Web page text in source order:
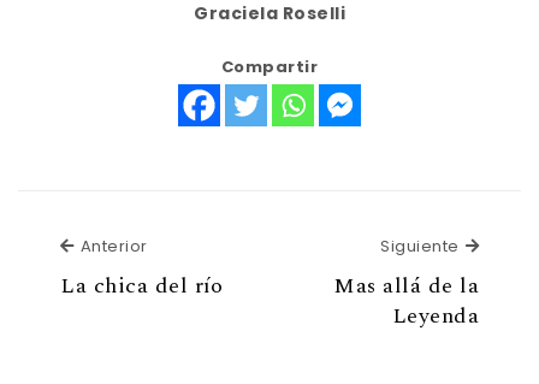
Graciela Roselli
Compartir
AnteriorAnterior
La chica del río
Siguiente
Mas allá de la
Leyenda